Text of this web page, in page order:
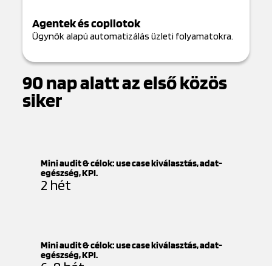
Agentek és copilotok
Ügynök alapú automatizálás üzleti folyamatokra.
90 nap alatt az első közös
siker
Mini audit & célok: use case kiválasztás, adat-
egészség, KPI.
2 hét
Mini audit & célok: use case kiválasztás, adat-
egészség, KPI.